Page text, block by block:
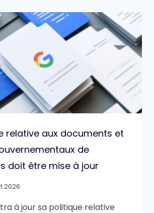
relative aux documents et
de
doit être mise à jour
2026
à jour sa politique relative